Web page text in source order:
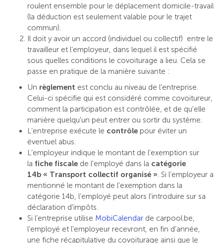
roulent ensemble pour le déplacement domicile-travail
(la déduction est seulement valable pour le trajet
commun).
Il doit y avoir un accord (individuel ou collectif) entre le
travailleur et l’employeur, dans lequel il est spécifié
sous quelles conditions le covoiturage a lieu. Cela se
passe en pratique de la manière suivante :
Un règlement est conclu au niveau de l’entreprise.
Celui-ci spécifie qui est considéré comme covoitureur,
comment la participation est contrôlée, et de qu'elle
manière quelqu'un peut entrer ou sortir du système.
L’entreprise exécute le contrôle pour éviter un
éventuel abus.
L’employeur indique le montant de l’exemption sur
la fiche fiscale de l'employé dans la catégorie
14b « Transport collectif organisé ». Si l’employeur a
mentionné le montant de l’exemption dans la
catégorie 14b, l’employé peut alors l'introduire sur sa
déclaration d'impôts.
Si l’entreprise utilise MobiCalendar de carpool.be,
l’employé et l’employeur recevront, en fin d’année,
une fiche récapitulative du covoiturage ainsi que le